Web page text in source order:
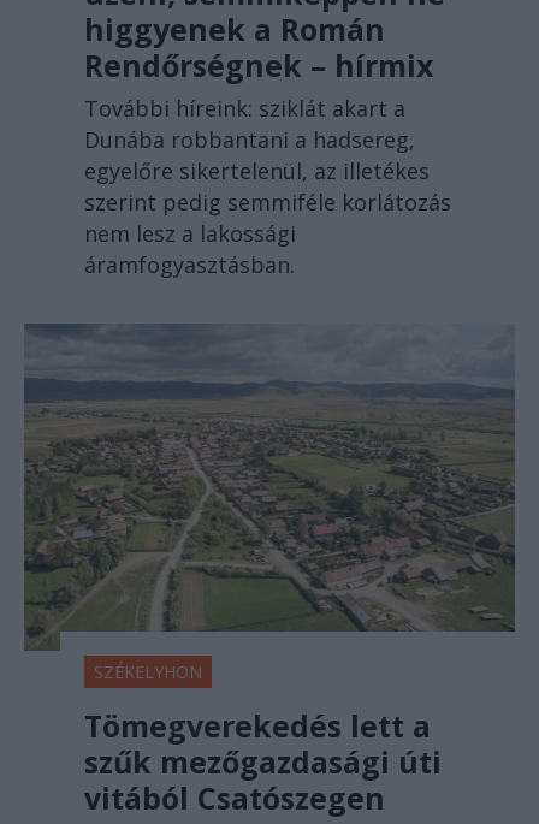
higgyenek a Román
Rendőrségnek – hírmix
További híreink: sziklát akart a
Dunába robbantani a hadsereg,
egyelőre sikertelenül, az illetékes
szerint pedig semmiféle korlátozás
nem lesz a lakossági
áramfogyasztásban.
SZÉKELYHON
Tömegverekedés lett a
szűk mezőgazdasági úti
vitából Csatószegen